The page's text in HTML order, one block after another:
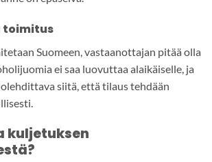
toimitus
Suomeen, vastaanottajan pitää olla
ei saa luovuttaa alaikäiselle, ja
siitä, että tilaus tehdään
kuljetuksen